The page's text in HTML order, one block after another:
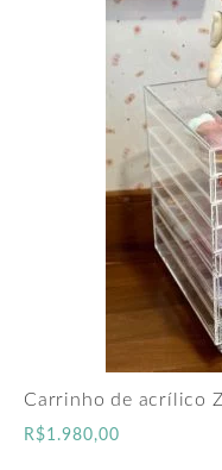
Carrinho de acrílico
R$1.980,00